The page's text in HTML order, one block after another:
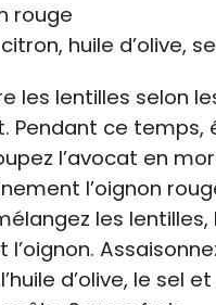
rouge
huile d’olive,
les lentilles selon
Pendant ce temps,
l’avocat en
l’oignon
les lentilles,
l’oignon.
d’olive, le sel